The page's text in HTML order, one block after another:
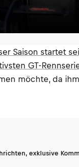
Saison startet
GT-
möchte, da
exklusive